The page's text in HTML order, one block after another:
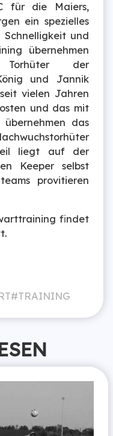
für die Maiers,
ein spezielles
Schnelligkeit und
übernehmen
der
und Jannik
vielen Jahren
und das mit
das
liegt auf der
Keeper selbst
provitieren
findet
TRAINING